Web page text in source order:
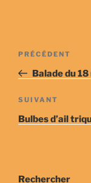
Navigation
l’article
Article
précédent
PRÉCÉDENT
Balade du
Article
suivant
SUIVANT
Bulbes d’ail
Rechercher